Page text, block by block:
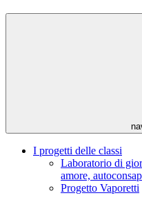
I progetti delle classi
Laboratorio di
amore,
Progetto Vaporetti